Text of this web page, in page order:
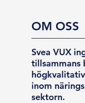
OM OSS
Svea VUX
tillsammans
inom
sektorn.